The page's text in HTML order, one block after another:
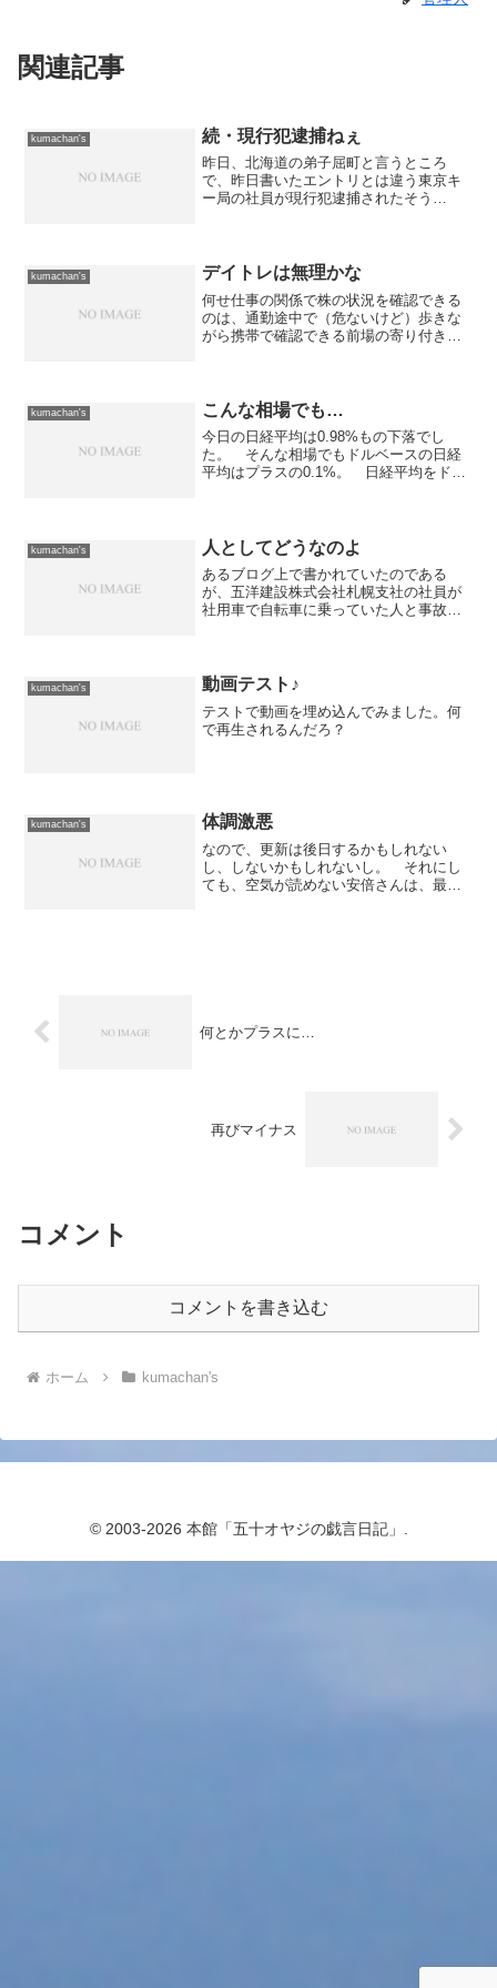
関連記事
kumachan's 続・現行犯逮捕ねぇ
昨日、北海道の弟子屈町と言うところ
で、昨日書いたエントリとは違う東京キ
ー局の社員が現行犯逮捕されたそう
オーバーの120km/h...
kumachan's デイトレは無理かな
何せ仕事の関係で株の状況を確認できる
のは、通勤途中で（危ないけど）歩きな
がら携帯で確認できる前場の寄り付き
大きく変動しようが確かめよ...
kumachan's こんな相場でも…
今日の日経平均は0.98%もの下落でし
た。 そんな相場でもドルベースの日経
平均はプラスの0.1%。 日経平均をドル
とは違うのでしょう...
kumachan's 人としてどうなのよ
あるブログ上で書かれていたのである
が、五洋建設株式会社札幌支社の社員が
社用車で自転車に乗っていた人と事故を
には、即座に謝罪するほかに...
kumachan's 動画テスト♪
テストで動画を埋め込んでみました。何
で再生されるんだろ？
kumachan's 体調激悪
なので、更新は後日するかもしれない
し、しないかもしれないし。 それにし
ても、空気が読めない安倍さんは、最後
何とかプラスに…
再びマイナス
コメント
コメントを書き込む
ホーム kumachan's
© 2003-2026 本館「五十オヤジの戯言日記」.